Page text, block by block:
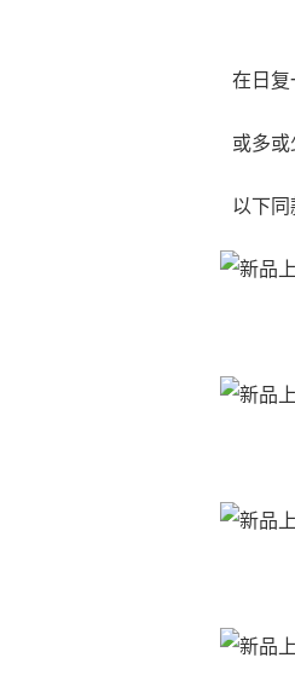
在日复
或多或
以下同